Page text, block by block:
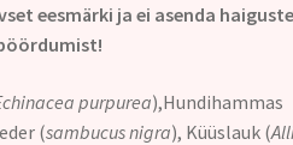
eesmärki ja ei asenda haiguste
purpurea),Hundihammas
(sambucus nigra), Küüslauk (